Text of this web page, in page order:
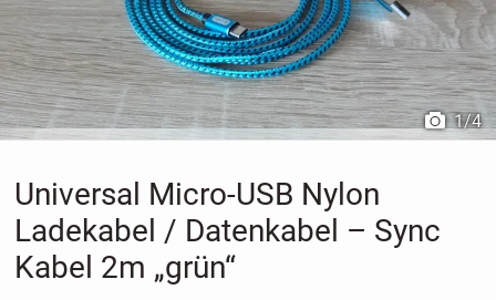
1/4
Universal Micro-USB Nylon
Ladekabel / Datenkabel – Sync
Kabel 2m „grün“